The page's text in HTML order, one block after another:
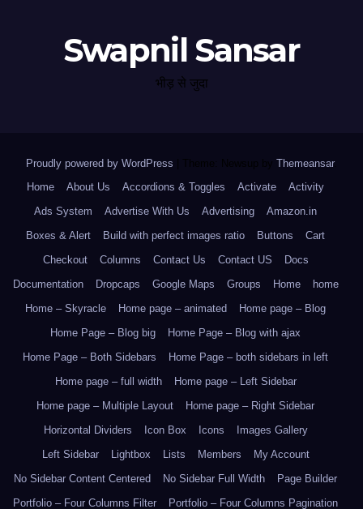
Swapnil Sansar
भीड़ से जुदा
Proudly powered by WordPress Theme: Newsup by Themeansar.
Home
About Us Accordions & Toggles Activate
Activity
Ads System
Advertise With Us Advertising
Amazon.in
Boxes & Alert
Build with perfect images ratio Buttons
Cart
Checkout
Columns Contact Us Contact US
Docs
Documentation
Dropcaps Google Maps Groups Home
home
Home – Skyracle
Home page – animated
Home page – Blog
Home Page – Blog big
Home Page – Blog with ajax
Home Page – Both Sidebars
Home Page – both sidebars in left
Home page – full width
Home page – Left Sidebar
Home page – Multiple Layout
Home page – Right Sidebar
Horizontal Dividers
Icon Box Icons
Images Gallery
Left Sidebar
Lightbox Lists Members
My Account
No Sidebar Content Centered
No Sidebar Full Width
Page Builder
Portfolio – Four Columns Filter
Portfolio – Four Columns Pagination